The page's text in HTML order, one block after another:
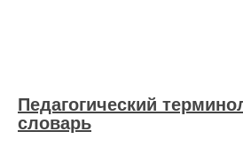
Педагогический
словарь